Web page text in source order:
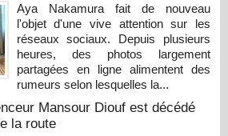
Aya Nakamura fait de nouveau
l'objet d'une vive attention sur les
réseaux sociaux. Depuis plusieurs
heures, des photos largement
partagées en ligne alimentent des
rumeurs selon lesquelles la...
Mansour Diouf est décédé
la route